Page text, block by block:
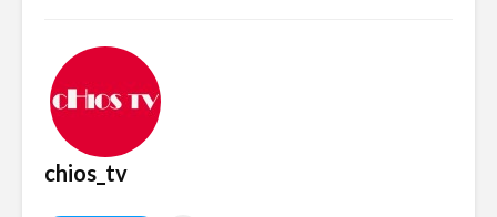
chios_tv